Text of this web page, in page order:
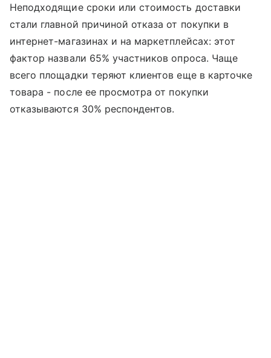
Неподходящие сроки или стоимость доставки
стали главной причиной отказа от покупки в
интернет-магазинах и на маркетплейсах: этот
фактор назвали 65% участников опроса. Чаще
всего площадки теряют клиентов еще в карточке
товара - после ее просмотра от покупки
отказываются 30% респондентов.